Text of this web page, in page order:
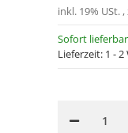
Sofort lieferbar
Lieferzeit: 1 -
inkl. 19% USt.